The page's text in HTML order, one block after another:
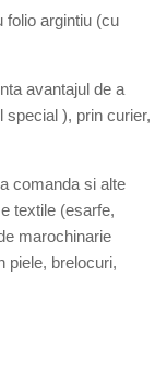
folio argintiu (cu
avantajul de a
special ), prin curier,
comanda si alte
textile (esarfe,
marochinarie
piele, brelocuri,